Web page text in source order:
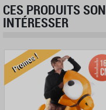
CES PRODUITS
INTÉRESSER
Promos !